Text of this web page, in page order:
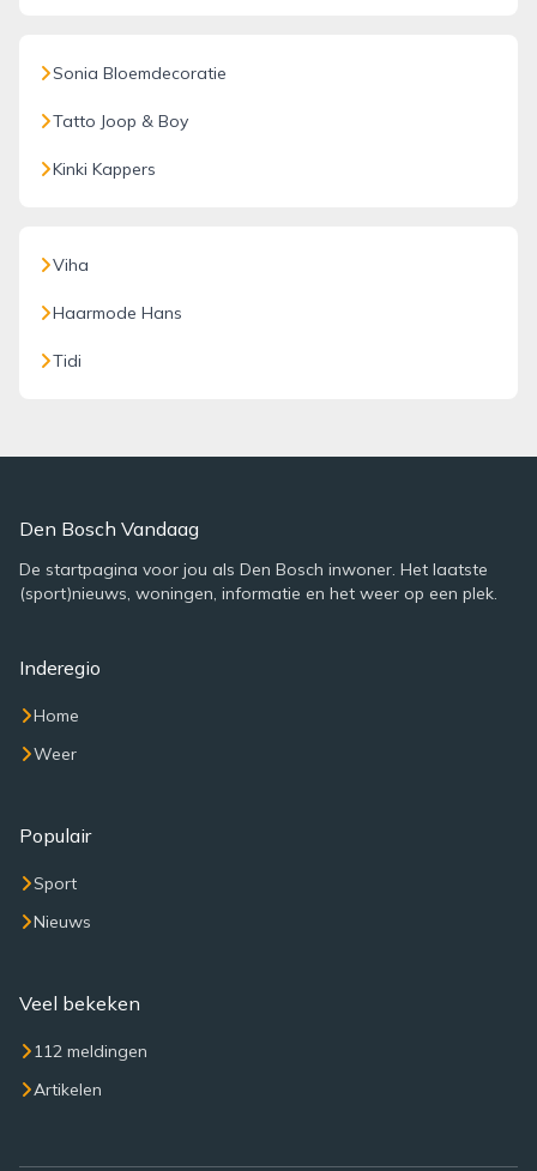
Sonia Bloemdecoratie
Tatto Joop & Boy
Kinki Kappers
Viha
Haarmode Hans
Tidi
Den Bosch Vandaag
De startpagina voor jou als Den Bosch inwoner. Het laatste
(sport)nieuws, woningen, informatie en het weer op een plek.
Inderegio
Home
Weer
Populair
Sport
Nieuws
Veel bekeken
112 meldingen
Artikelen